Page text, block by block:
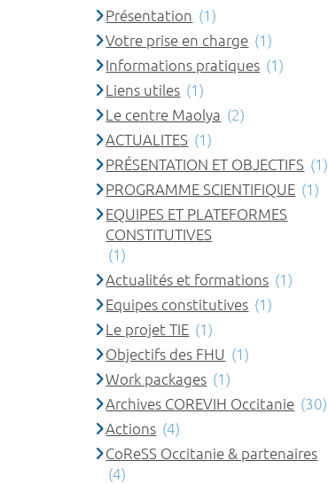
Présentation (1)
Votre prise en charge (1)
Informations pratiques (1)
Liens utiles (1)
Le centre Maolya (2)
ACTUALITES (1)
PRÉSENTATION ET OBJECTIFS (1)
PROGRAMME SCIENTIFIQUE (1)
EQUIPES ET PLATEFORMES
CONSTITUTIVES
(1)
Actualités et formations (1)
Equipes constitutives (1)
Le projet TIE (1)
Objectifs des FHU (1)
Work packages (1)
Archives COREVIH Occitanie (30)
Actions (4)
CoReSS Occitanie & partenaires
(4)